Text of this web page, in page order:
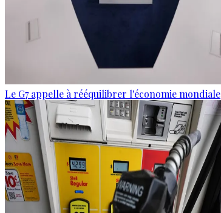
Le G7 appelle à rééquilibrer l'économie mondiale